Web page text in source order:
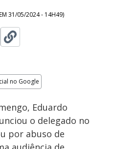
31/05/2024 - 14H49)
no Google
Eduardo
o delegado no
por abuso de